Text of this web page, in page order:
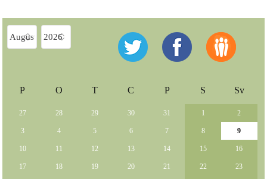
P O T C P S Sv
27 28 29 30 31 1 2
3 4 5 6 7 8 9
10 11 12 13 14 15 16
17 18 19 20 21 22 23